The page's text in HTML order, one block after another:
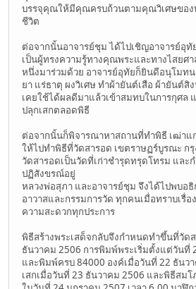
บรรจุคุณให้มีคุณครบถ้วนตามคุณวิเศษของ
ชีวิต
ต่อจากนั้นอาจารย์ชุม ได้ไปเชิญอาจารย์อุทั
เป็นผู้ทรงความรู้ทางคุณพระและทางไสยศ
หนึ่งมาร่วมด้วย อาจารย์อุทัยก็ยินดีอนุโมท
ยา แร่ธาตุ ผงวิเศษ ทำผ้ายันต์เสือ ผ้ายันต์
เคยใช้ได้ผลดีมาแล้วเข้าสมทบในการกุศล
ปลุกเสกตลอดพิธี
ต่อจากนั้นก็พิจารณาหาสถานที่ทำพิธี เฒ่าแ
ให้ไปทำพิธีที่วัดสารอด เขตราษฏร์บูรณะ ก
วัดสารอดเป็นวัดที่เก่าชำรุดทรุดโทรม และ
ปฏิสังขรณ์อยู่
หลวงพ่อสุภา และอาจารย์ชุม จึงได้ไปพบอธิ
อาวาสและกรรมการวัด ทุกคนเมื่อทราบเรื่
ความสะดวกทุกประการ
พิธีสร้างพระเสด็จกลับจึงกำหนดทำขึ้นที่วัด
ธันวาคม 2506 การพิมพ์พระเริ่มตั้งแต่วันที่
และพิมพ์ครบ 84000 องค์เมื่อวันที่ 22 ธันว
เสกเมื่อวันที่ 23 ธันวาคม 2506 และพิธีสมโ